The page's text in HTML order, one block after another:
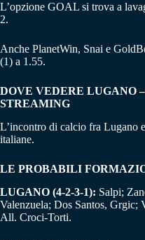
L’opzione GOAL si trova a
2.
Anche PlanetWin, Snai e
(1) a 1.55.
DOVE VEDERE LUGANO
STREAMING
L’incontro di calcio fra Lugano
italiane.
LE PROBABILI
LUGANO (4-2-3-1): Salpi;
Valenzuela; Dos Santos,
All. Croci-Torti.